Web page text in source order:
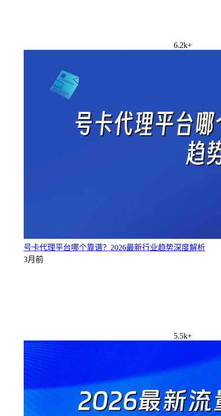
6.2k+
号卡代理平台哪个靠谱？2026最新行业趋势深度解析
3月前
5.5k+